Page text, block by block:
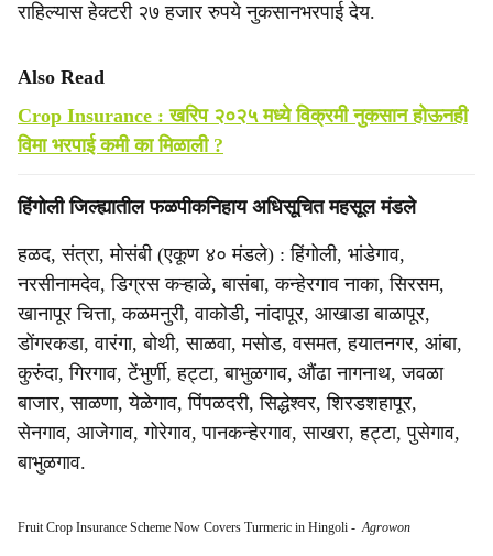
राहिल्यास हेक्टरी २७ हजार रुपये नुकसानभरपाई देय.
Also Read
Crop Insurance : खरिप २०२५ मध्ये विक्रमी नुकसान होऊनही
विमा भरपाई कमी का मिळाली ?
हिंगोली जिल्ह्यातील फळपीकनिहाय अधिसूचित महसूल मंडले
हळद, संत्रा, मोसंबी (एकूण ४० मंडले) : हिंगोली, भांडेगाव,
नरसीनामदेव, डिग्रस कऱ्हाळे, बासंबा, कन्हेरगाव नाका, सिरसम,
खानापूर चित्ता, कळमनुरी, वाकोडी, नांदापूर, आखाडा बाळापूर,
डोंगरकडा, वारंगा, बोथी, साळवा, मसोड, वसमत, हयातनगर, आंबा,
कुरुंदा, गिरगाव, टेंभुर्णी, हट्टा, बाभुळगाव, औंढा नागनाथ, जवळा
बाजार, साळणा, येळेगाव, पिंपळदरी, सिद्धेश्वर, शिरडशहापूर,
सेनगाव, आजेगाव, गोरेगाव, पानकन्हेरगाव, साखरा, हट्टा, पुसेगाव,
बाभुळगाव.
Fruit Crop Insurance Scheme Now Covers Turmeric in Hingoli -Agrowon